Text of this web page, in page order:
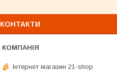
КОНТАКТИ
Інтернет магазин 21-shop